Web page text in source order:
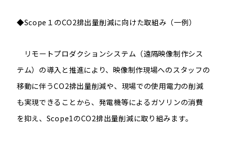
◆Scope １のCO2排出量削減に向けた取組み（一例）
リモートプロダクションシステム（遠隔映像制作シス
テム）の導入と推進により、映像制作現場へのスタッフの
移動に伴うCO2排出量削減や、現場での使用電力の削減
も実現できることから、発電機等によるガソリンの消費
を抑え、 Scope1のCO2排出量削減に取り組みます。